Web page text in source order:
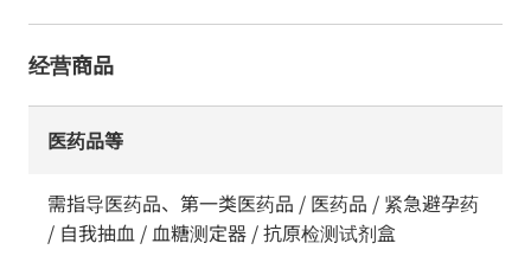
经营商品
医药品等
需指导医药品、第一类医药品 / 医药品 / 紧急避孕药
/ 自我抽血 / 血糖测定器 / 抗原检测试剂盒